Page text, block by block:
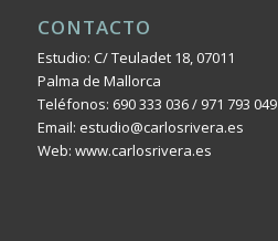
CONTACTO
Estudio: C/ Teuladet 18, 07011
Palma de Mallorca
Teléfonos: 690 333 036 / 971 793 049
Email: estudio@carlosrivera.es
Web: www.carlosrivera.es